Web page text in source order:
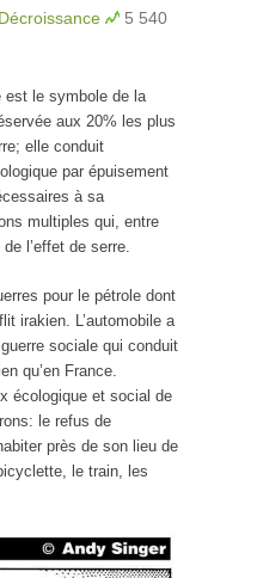
Décroissance
5 540
est le symbole de la
aux 20% les plus
elle conduit
par épuisement
à sa
multiples qui, entre
l’effet de serre.
pour le pétrole dont
irakien. L’automobile a
sociale qui conduit
qu’en France.
écologique et social de
le refus de
près de son lieu de
le train, les